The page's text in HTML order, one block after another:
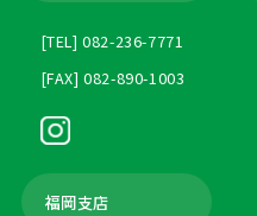
[TEL] 082-236-7771
[FAX] 082-890-1003
福岡支店